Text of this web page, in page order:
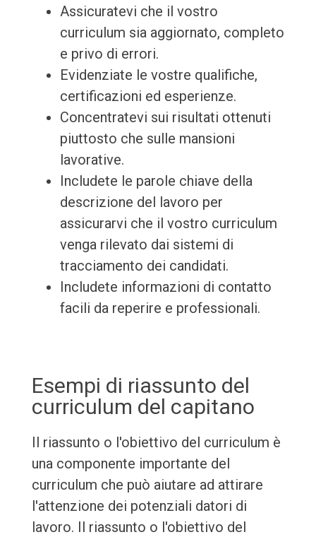
Assicuratevi che il vostro
curriculum sia aggiornato, completo
e privo di errori.
Evidenziate le vostre qualifiche,
certificazioni ed esperienze.
Concentratevi sui risultati ottenuti
piuttosto che sulle mansioni
lavorative.
Includete le parole chiave della
descrizione del lavoro per
assicurarvi che il vostro curriculum
venga rilevato dai sistemi di
tracciamento dei candidati.
Includete informazioni di contatto
facili da reperire e professionali.
Esempi di riassunto del
curriculum del capitano
Il riassunto o l'obiettivo del curriculum è
una componente importante del
curriculum che può aiutare ad attirare
l'attenzione dei potenziali datori di
lavoro. Il riassunto o l'obiettivo del